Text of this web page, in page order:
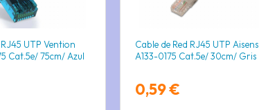
UTP Vention
Cat.5e/ 75cm/ Azul
Cable de Red RJ45 UTP Aisens
A133-0175 Cat.5e/ 30cm/ Gris
0,59 €